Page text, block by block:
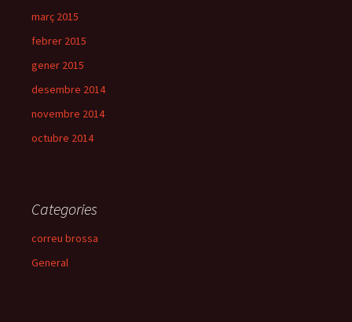
març 2015
febrer 2015
gener 2015
desembre 2014
novembre 2014
octubre 2014
Categories
correu brossa
General